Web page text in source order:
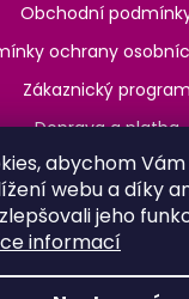
abychom
webu a díky
jeho
informací
Obchodní
ochrany
Zákaznický program
Doprava a platba
Jak ověřit věk?